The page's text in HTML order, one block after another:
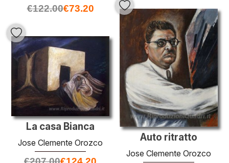
€122.00€73.20
Auto ritratto
Jose Clemente Orozco
La casa Bianca
Jose Clemente Orozco